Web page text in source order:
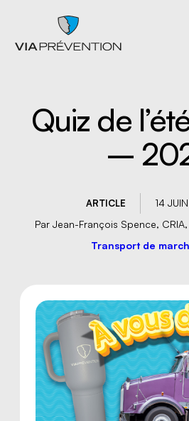
Trouver votre
RMPPÉ
Quiz de
–
ARTICLE
14
Par Jean-François Spence,
Transport de